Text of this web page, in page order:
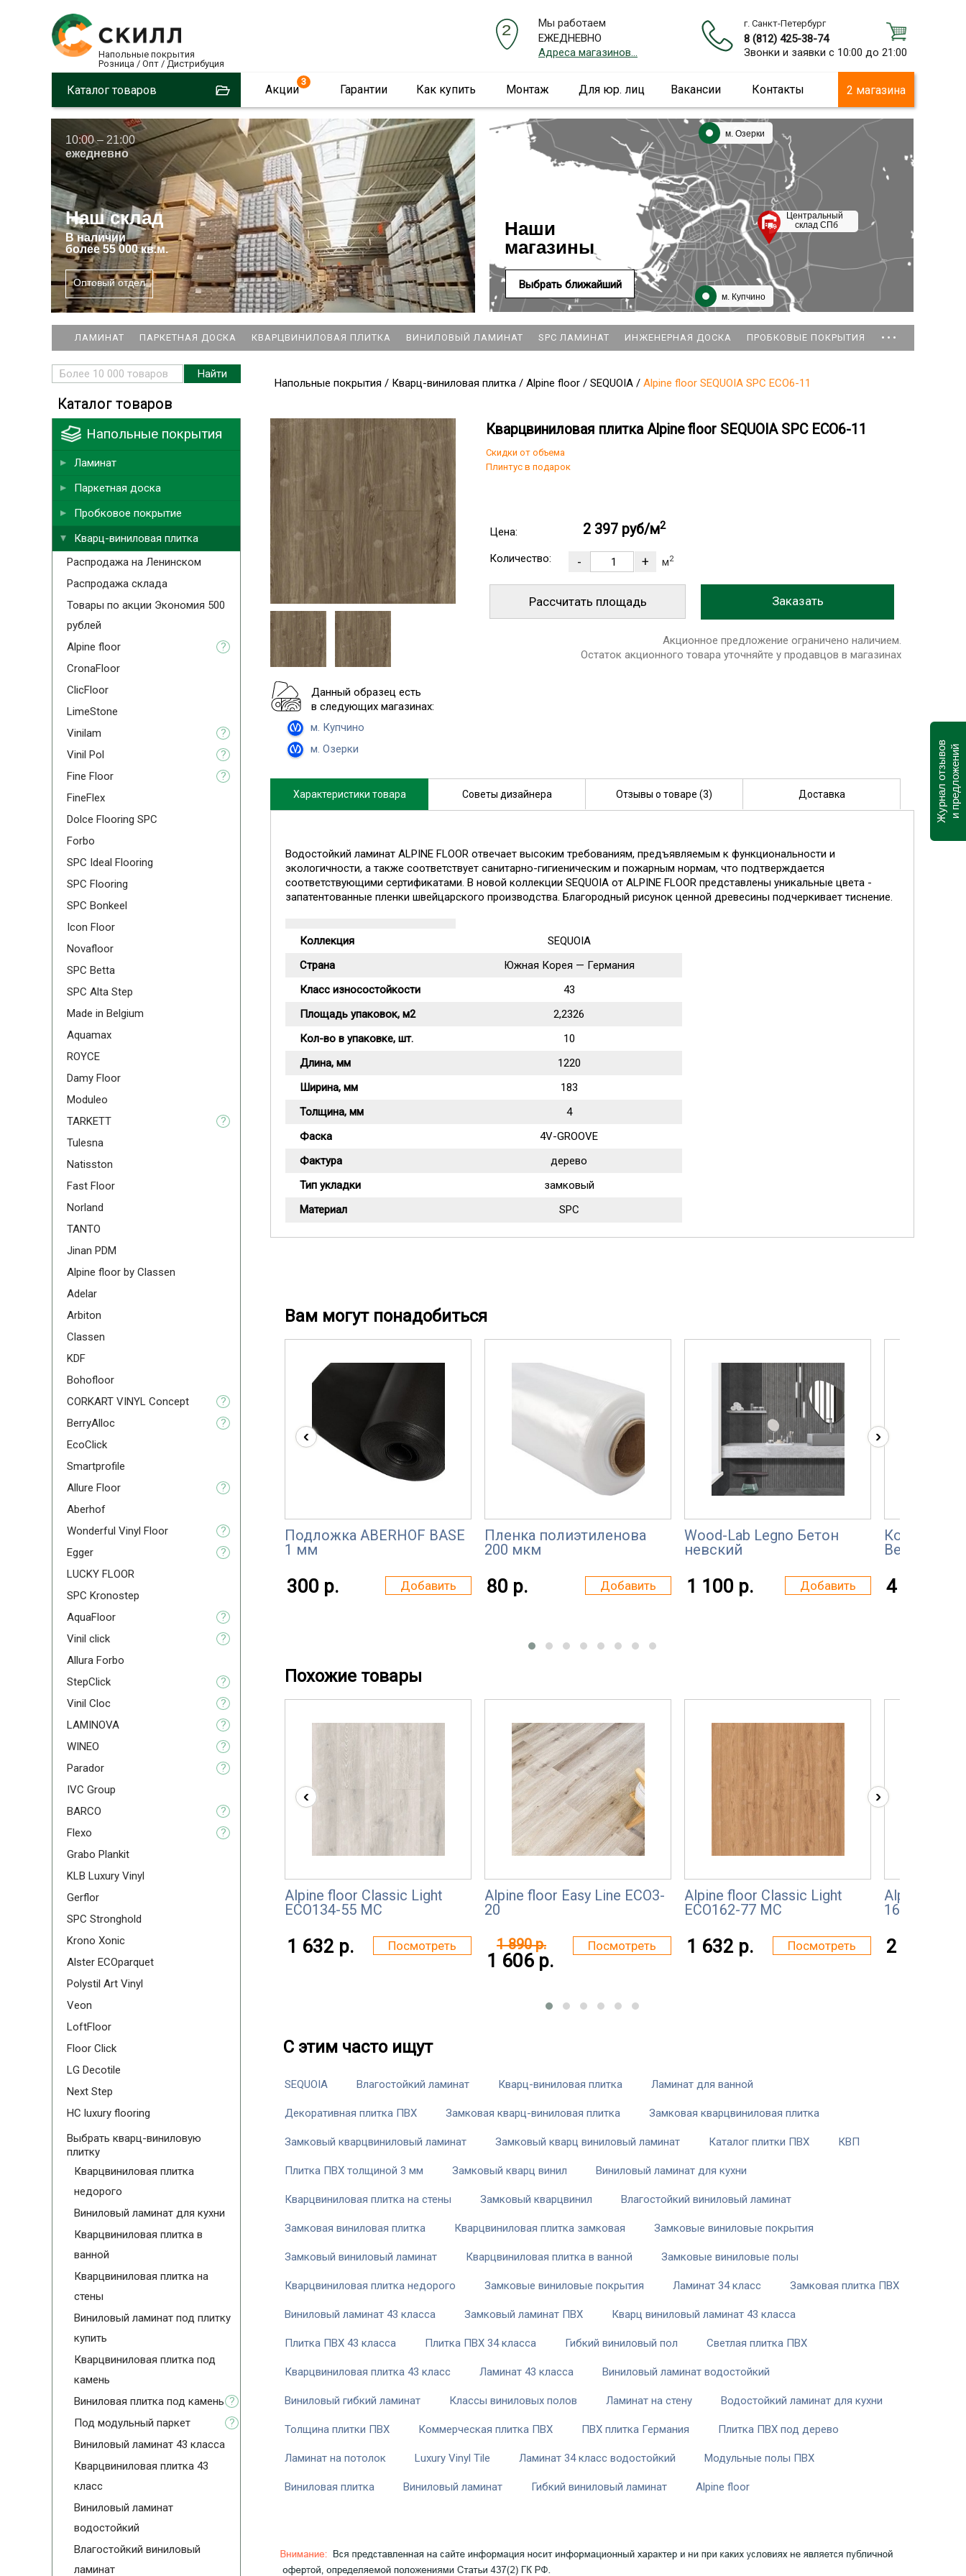
Напольные покрытия
Розница / Опт / Дистрибуция
г. Санкт-Петербург
8 (812) 425-38-74
Звонки и заявки с 10:00 до 21:00
Мы работаем
ЕЖЕДНЕВНО
Адреса магазинов...
Каталог товаров Акции
3
Гарантии Как купить Монтаж Для юр. лиц Вакансии Контакты 2 магазина
10:00 – 21:00
ежедневно
Наш склад
Вналичии
более 55 000 кв.м.
Оптовый отдел
Наши
магазины
м. Озерки
м. Купчино
Центральный
склад СПб
Выбрать ближайший
ЛАМИНАТ ПАРКЕТНАЯ ДОСКА КВАРЦВИНИЛОВАЯ ПЛИТКА ВИНИЛОВЫЙ ЛАМИНАТ SPC ЛАМИНАТ ИНЖЕНЕРНАЯ ДОСКА ПРОБКОВЫЕ ПОКРЫТИЯ ...
Напольные покрытия / Кварц-виниловая плитка / Alpine floor / SEQUOIA / Alpine floor SEQUOIA SPC ЕСО6-11
Данный образец есть
в следующих магазинах:
м. Купчино
м. Озерки
Кварцвиниловая плитка Alpine floor SEQUOIA SPC ЕСО6-11
Скидки от объема
Плинтус в подарок
Цена: 2 397 руб/м2
Количество: м2
Рассчитать площадь
Акционное предложение ограничено наличием.
Остаток акционного товара уточняйте у продавцов в магазинах
Характеристики товара Советы дизайнера Отзывы о товаре (3) Доставка
Водостойкий ламинат ALPINE FLOOR отвечает высоким требованиям, предъявляемым к функциональности и
экологичности, а также соответствует санитарно-гигиеническим и пожарным нормам, что подтверждается
соответствующими сертификатами. В новой коллекции SEQUOIA от ALPINE FLOOR представлены уникальные цвета -
запатентованные пленки швейцарского производства. Благородный рисунок ценной древесины подчеркивает тиснение.
Коллекция
SEQUOIA
Страна
Южная Корея — Германия
Класс износостойкости
43
Площадь упаковок, м2
2,2326
Кол-во в упаковке, шт.
10
Длина, мм
1220
Ширина, мм
183
Толщина, мм
4
Фаска
4V-GROOVE
Фактура
дерево
Тип укладки
замковый
Материал
SPC
Вам могут понадобиться
Подложка ABERHOF BASE
1 мм
300 р. Добавить
Пленка полиэтиленова
200 мкм
80 р. Добавить
Wood-Lab Legno Бетон
невский
1 100 р. Добавить
Berger
4 600 р.
‹ ›
Похожие товары
Alpine floor Classic Light
ЕСО134-55 MC
1 632 р. Посмотреть
Alpine floor Easy Line ЕСО3-
20
1 890 р.
1 606 р.
Посмотреть
Alpine floor Classic Light
ЕСО162-77 MC
1 632 р. Посмотреть
Alpine floor
16-18 Дуб
2 142 р.
‹ ›
С этим часто ищут
SEQUOIA Влагостойкий ламинат Кварц-виниловая плитка Ламинат для ванной
Декоративная плитка ПВХ Замковая кварц-виниловая плитка Замковая кварцвиниловая плитка
Замковый кварцвиниловый ламинат Замковый кварц виниловый ламинат Каталог плитки ПВХ КВП
Плитка ПВХ толщиной 3 мм Замковый кварц винил Виниловый ламинат для кухни
Кварцвиниловая плитка на стены Замковый кварцвинил Влагостойкий виниловый ламинат
Замковая виниловая плитка Кварцвиниловая плитка замковая Замковые виниловые покрытия
Замковый виниловый ламинат Кварцвиниловая плитка в ванной Замковые виниловые полы
Кварцвиниловая плитка недорого Замковые виниловые покрытия Ламинат 34 класс Замковая плитка ПВХ
Виниловый ламинат 43 класса Замковый ламинат ПВХ Кварц виниловый ламинат 43 класса
Плитка ПВХ 43 класса Плитка ПВХ 34 класса Гибкий виниловый пол Светлая плитка ПВХ
Кварцвиниловая плитка 43 класс Ламинат 43 класса Виниловый ламинат водостойкий
Виниловый гибкий ламинат Классы виниловых полов Ламинат на стену Водостойкий ламинат для кухни
Толщина плитки ПВХ Коммерческая плитка ПВХ ПВХ плитка Германия Плитка ПВХ под дерево
Ламинат на потолок Luxury Vinyl Tile Ламинат 34 класс водостойкий Модульные полы ПВХ
Виниловая плитка Виниловый ламинат Гибкий виниловый ламинат Alpine floor
Каталог товаров
Напольные покрытия
Ламинат
Паркетная доска
Пробковое покрытие
Кварц-виниловая плитка
Распродажа на Ленинском
Распродажа склада
Товары по акции Экономия 500
рублей
Alpine floor
?
CronaFloor
ClicFloor
LimeStone
Vinilam
?
Vinil Pol
?
Fine Floor
?
FineFlex
Dolce Flooring SPC
Forbo
SPC Ideal Flooring
SPC Flooring
SPC Bonkeel
Icon Floor
Novafloor
SPC Betta
SPC Alta Step
Made in Belgium
Aquamax
ROYCE
Damy Floor
Moduleo
TARKETT
?
Tulesna
Natisston
Fast Floor
Norland
TANTO
Jinan PDM
Alpine floor by Classen
Adelar
Arbiton
Classen
KDF
Bohofloor
CORKART VINYL Concept
?
BerryAlloc
?
EcoClick
Smartprofile
Allure Floor
?
Aberhof
Wonderful Vinyl Floor
?
Egger
?
LUCKY FLOOR
SPC Kronostep
AquaFloor
?
Vinil click
?
Allura Forbo
StepClick
?
Vinil Cloc
?
LAMINOVA
?
WINEO
?
Parador
?
IVC Group
BARCO
?
Flexо
?
Grabo Plankit
KLB Luxury Vinyl
Gerflor
SPC Stronghold
Krono Xonic
Alster ECOparquet
Polystil Art Vinyl
Veon
LoftFloor
Floor Click
LG Decotile
Next Step
HC luxury flooring
Выбрать кварц-виниловую
плитку
Кварцвиниловая плитка
недорого
Виниловый ламинат для кухни
Кварцвиниловая плитка в
ванной
Кварцвиниловая плитка на
стены
Виниловый ламинат под плитку
купить
Кварцвиниловая плитка под
камень
Виниловая плитка под камень ?
Под модульный паркет
?
Виниловый ламинат 43 класса
Кварцвиниловая плитка 43
класс
Виниловый ламинат
водостойкий
Влагостойкий виниловый
ламинат
Журнал отзывови предложений